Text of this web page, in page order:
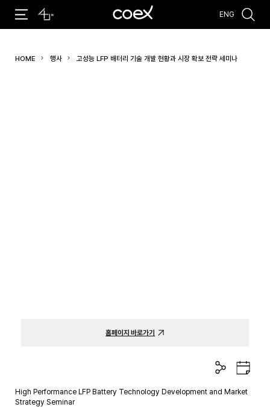
#코엑스 전시 #행사 #주차안내 #편의시설
#오시는 길
ENG
HOME 행사 고성능 LFP 배터리 기술 개발 현황과 시장 확보 전략 세미나
홈페이지 바로가기
공
유
구
글
캘
High Performance LFP Battery Technology Development and Market
Strategy Seminar